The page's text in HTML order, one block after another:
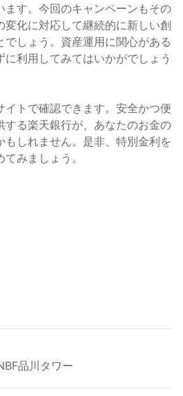
ます。今回のキャンペーンもその
変化に対応して継続的に新しい創
しょう。資産運用に関心がある
利用してみてはいかがでしょう
イトで確認できます。安全かつ便
する楽天銀行が、あなたのお金の
しれません。是非、特別金利を
みましょう。
品川タワー